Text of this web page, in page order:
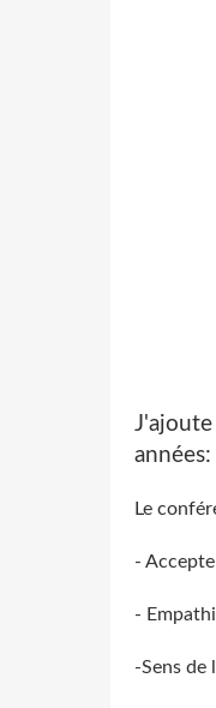
années:
Le
-
-
-Sens de